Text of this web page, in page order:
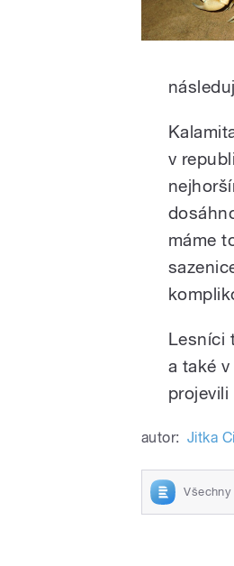
v
máme
Lesníci
a také
autor: Jitka